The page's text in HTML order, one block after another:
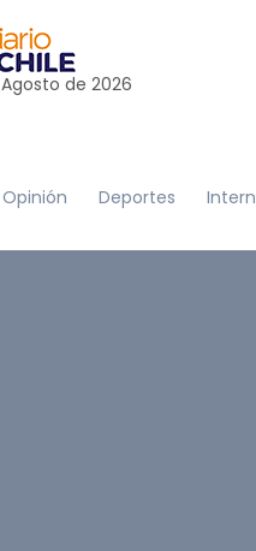
Agosto de 2026
Opinión Deportes